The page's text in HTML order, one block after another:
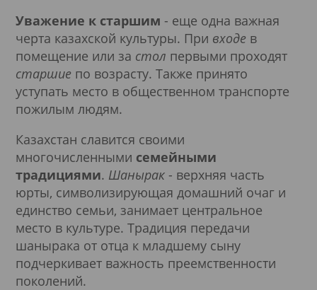
Уважение к старшим - еще одна важная
черта казахской культуры. При входе в
помещение или за стол первыми проходят
старшие по возрасту. Также принято
уступать место в общественном транспорте
пожилым людям.
Казахстан славится своими
многочисленными семейными
традициями. Шанырак - верхняя часть
юрты, символизирующая домашний очаг и
единство семьи, занимает центральное
место в культуре. Традиция передачи
шанырака от отца к младшему сыну
подчеркивает важность преемственности
поколений.